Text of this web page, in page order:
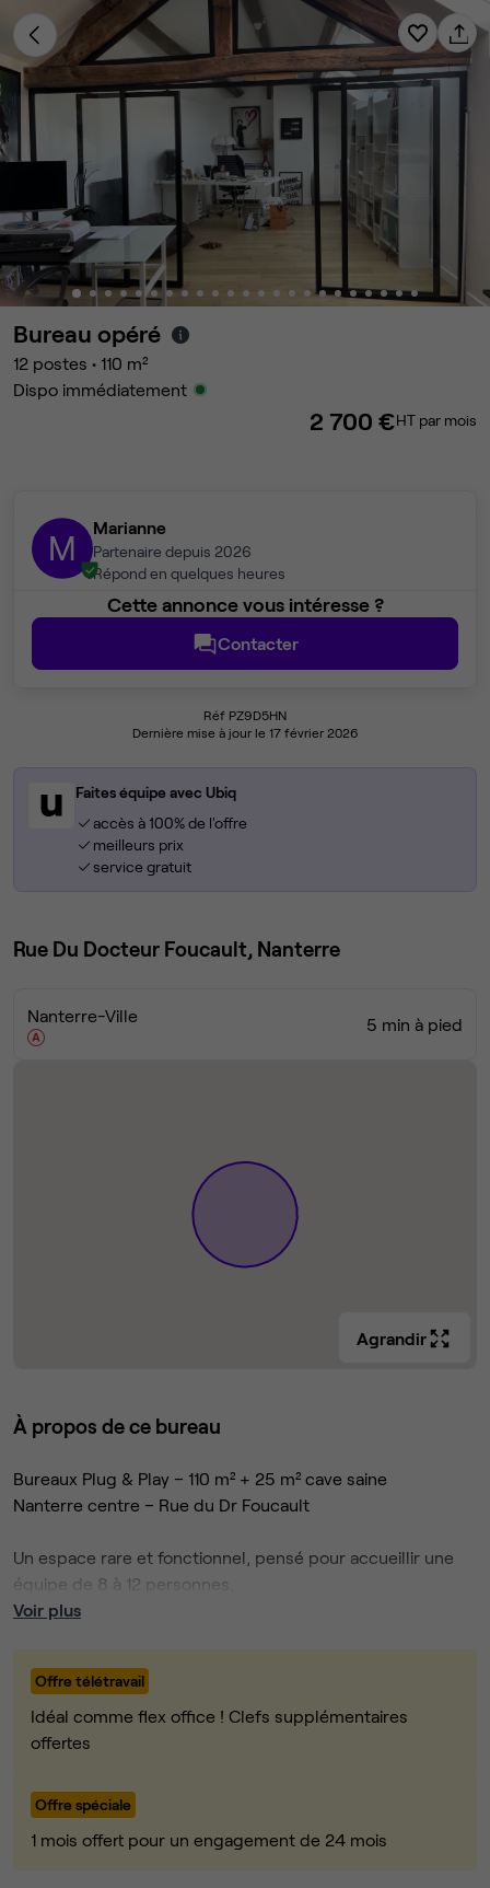
Bureau opéré
12 postes • 110 m²
Dispo immédiatement
2 700 €HT par mois
M Marianne
Partenaire depuis 2026
Répond en quelques heures
Cette annonce vous intéresse ?
Contacter
Réf PZ9D5HN
Dernière mise à jour le 17 février 2026
Faites équipe avec Ubiq
accès à 100% de l'offre
meilleurs prix
service gratuit
Rue Du Docteur Foucault, Nanterre
Nanterre-Ville 5 min à pied
Agrandir
À propos de ce bureau
Bureaux Plug & Play – 110 m² + 25 m² cave saine
Nanterre centre – Rue du Dr Foucault
Un espace rare et fonctionnel, pensé pour accueillir une
équipe de 8 à 12 personnes.
Rénové, lumineux et indépendant, l’immeuble offre trois
Description
RDC Salle de réunion équipée, kitchenette aménagée et
1er étage Plateau open-space avec douche et sanitaires
2e étage Open-space lumineux sous poutres apparentes
Sous-sol 25 m² cave saine avec placards pour archivage
Voir plus
Offre télétravail
Idéal comme flex office ! Clefs supplémentaires
offertes
Offre spéciale
1 mois offert pour un engagement de 24 mois